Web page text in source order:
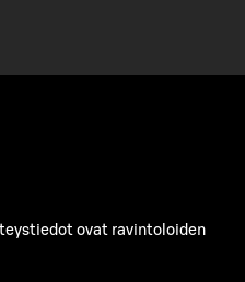
ovat ravintoloiden